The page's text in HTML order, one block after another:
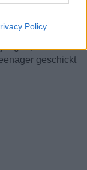
Policy
diesen
emotional
geschickt